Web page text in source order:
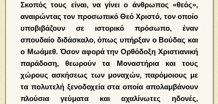
Σκοπός τους είναι, να γίνει ο άνθρωπος «θεός»,
αναιρώντας τον προσωπικό Θεό Χριστό, τον οποίο
υποβιβάζουν σε ιστορικό πρόσωπο, έναν
σπουδαίο διδάσκαλο, όπως υπήρξαν ο Βούδας και
ο Μωάμεθ. Όσον αφορά την Ορθόδοξη Χριστιανική
παράδοση, θεωρούν τα Μοναστήρια και τους
χώρους ασκήσεως των μοναχών, παρόμοιους με
τα πολυτελή ξενοδοχεία στα οποία απολαμβάνουν
πλούσια γεύματα και αχαλίνωτες ηδονές,